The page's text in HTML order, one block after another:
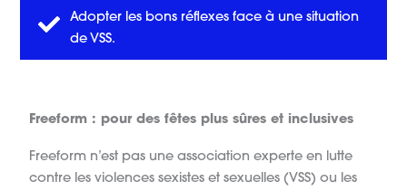
Adopter les bons réflexes face à une situation
de VSS.
Freeform : pour des fêtes plus sûres et inclusives
Freeform n’est pas une association experte en lutte
contre les violences sexistes et sexuelles (VSS) ou les